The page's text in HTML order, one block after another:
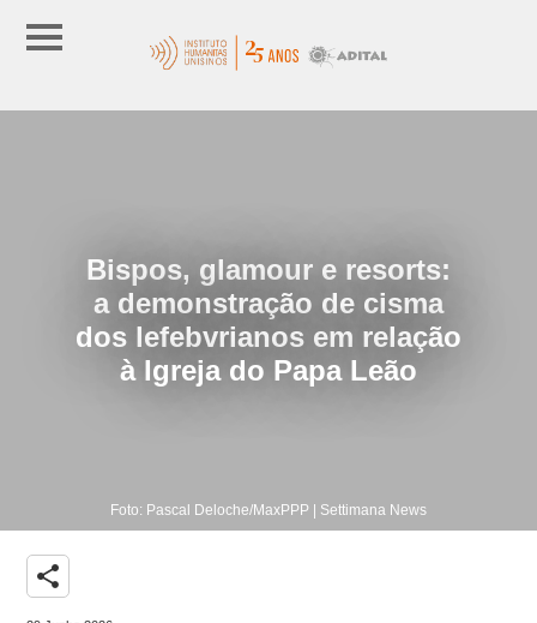
Bispos, glamour e resorts:
a demonstração de cisma
dos lefebvrianos em relação
à Igreja do Papa Leão
Foto: Pascal Deloche/MaxPPP | Settimana News
share